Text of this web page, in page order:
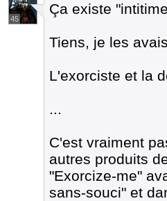
45
Ça existe
Tiens, je les
L'exorciste et la
...
C'est vraiment
autres produits
"Exorcize-me"
sans-souci" et